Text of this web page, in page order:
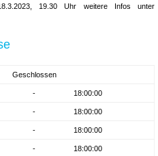
19.30 Uhr weitere Infos unter
Geschlossen
- 18:00:00
- 18:00:00
- 18:00:00
- 18:00:00